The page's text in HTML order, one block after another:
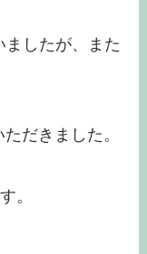
したが、また
だきました。
。